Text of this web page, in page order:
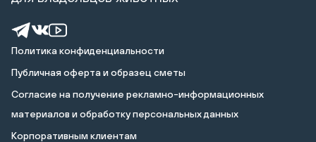
Политика конфиденциальности
Публичная оферта и образец сметы
Cогласие на получение рекламно-информационных
материалов и обработку персональных данных
Корпоративным клиентам